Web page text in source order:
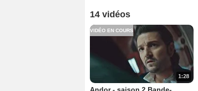
14 vidéos
1:28
VIDÉO EN COURS